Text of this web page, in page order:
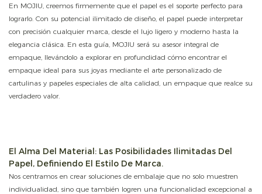
En MOJIU, creemos firmemente que el papel es el soporte perfecto para
lograrlo. Con su potencial ilimitado de diseño, el papel puede interpretar
con precisión cualquier marca, desde el lujo ligero y moderno hasta la
elegancia clásica. En esta guía, MOJIU será su asesor integral de
empaque, llevándolo a explorar en profundidad cómo encontrar el
empaque ideal para sus joyas mediante el arte personalizado de
cartulinas y papeles especiales de alta calidad, un empaque que realce su
verdadero valor.
El Alma Del Material: Las Posibilidades Ilimitadas Del
Papel, Definiendo El Estilo De Marca.
Nos centramos en crear soluciones de embalaje que no solo muestren
individualidad, sino que también logren una funcionalidad excepcional a